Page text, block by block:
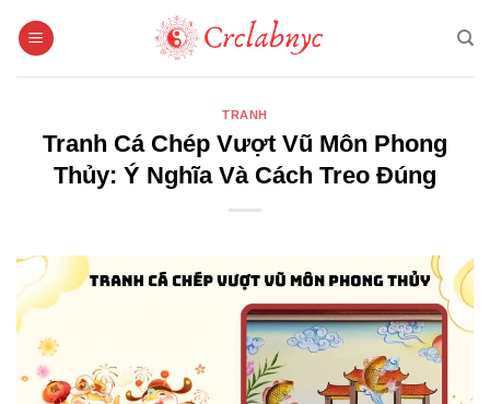
qua
TRANH
Tranh Cá Chép Vượt Vũ Môn Phong
Thủy: Ý Nghĩa Và Cách Treo Đúng